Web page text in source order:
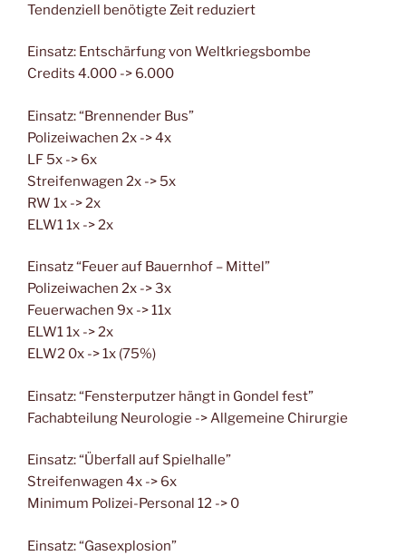
Tendenziell benötigte Zeit reduziert
Einsatz: Entschärfung von Weltkriegsbombe
Credits 4.000 -> 6.000
Einsatz: “Brennender Bus”
Polizeiwachen 2x -> 4x
LF 5x -> 6x
Streifenwagen 2x -> 5x
RW 1x -> 2x
ELW1 1x -> 2x
Einsatz “Feuer auf Bauernhof – Mittel”
Polizeiwachen 2x -> 3x
Feuerwachen 9x -> 11x
ELW1 1x -> 2x
ELW2 0x -> 1x (75%)
Einsatz: “Fensterputzer hängt in Gondel fest”
Fachabteilung Neurologie -> Allgemeine Chirurgie
Einsatz: “Überfall auf Spielhalle”
Streifenwagen 4x -> 6x
Minimum Polizei-Personal 12 -> 0
Einsatz: “Gasexplosion”